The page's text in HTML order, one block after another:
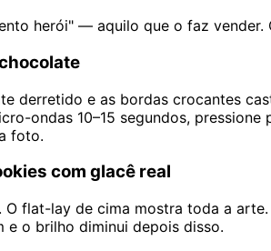
herói" — aquilo que o faz
derretido e as bordas crocantes
ondas 10–15 segundos,
foto.
com glacê real
O flat-lay de cima mostra toda a
o brilho diminui depois disso.